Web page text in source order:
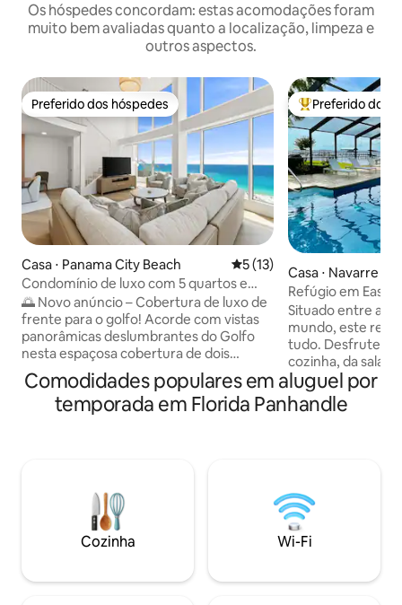
Os hóspedes concordam: estas acomodações foram
muito bem avaliadas quanto a localização, limpeza e
outros aspectos.
Preferido dos hóspedes
Preferido dos hóspedes
Casa ⋅ Panama City Beach 5 de uma avaliação média
5 (13)
Condomínio de luxo com 5 quartos e
vista para o golfo na Praia da Cidade do
Panamá
🌅 Novo anúncio – Cobertura de luxo de
frente para o golfo! Acorde com vistas
panorâmicas deslumbrantes do Golfo
nesta espaçosa cobertura de dois
andares com 5 quartos e 4 banheiros em
Panama City Beach. Com mais de
250 m², ela foi projetada para famílias e
totalmente equipada e da tranquila suíte
principal. Localizado em Laketown
Wharf, desfrute de piscinas em estilo
resort, restaurantes no local e acesso à
refúgio litorâneo perfeito.
Entre os
Preferido dos
Casa ⋅ Navarre
Refúgio em East
privativa à beira-
Situado entre as
mundo, este
tudo. Desfrute de
cozinha, da sala
do estúdio. As
enquanto você
para todos se
passeie pelo cais
conectar ou
as águas vítreas
inacreditável à
Comodidades populares em aluguel por
temporada em Florida Panhandle
Cozinha Wi-Fi